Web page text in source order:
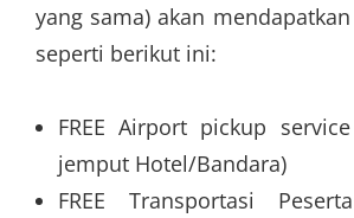
yang sama) akan
seperti berikut ini:
FREE Airport pickup
jemput Hotel/Bandara)
FREE Transportasi